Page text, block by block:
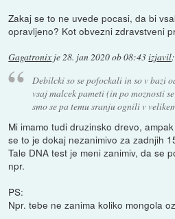
Zakaj se to ne uvede pocasi, da bi
opravljeno? Kot obvezni zdravstveni
Gagatronix je28. jan 2020 ob 08:43izjavil:
Debilcki so se pofockali in so v bazi
vsaj malcek pameti (in po moznosti
smo se pa temu sranju ognili v
Mi imamo tudi druzinsko drevo,
se to je dokaj nezanimivo za zadnjih
Tale DNA test je meni zanimiv, da se
npr.
PS:
Npr. tebe ne zanima koliko mongola